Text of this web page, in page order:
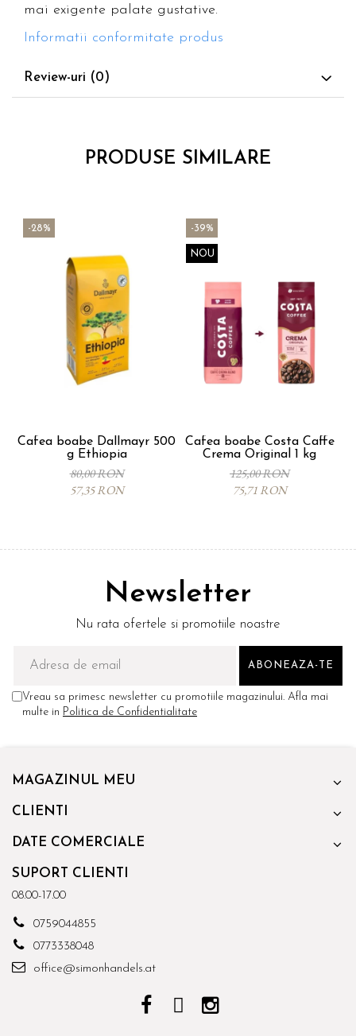
mai exigente palate gustative.
Informatii conformitate produs
Review-uri (0)
PRODUSE SIMILARE
-28%
Cafea boabe Dallmayr 500
g Ethiopia
80,00 RON
57,35 RON
-39%
NOU
Cafea boabe Costa Caffe
Crema Original 1 kg
125,00 RON
75,71 RON
Newsletter
Nu rata ofertele si promotiile noastre
Vreau sa primesc newsletter cu promotiile magazinului. Afla mai
multe in Politica de Confidentialitate
MAGAZINUL MEU
CLIENTI
DATE COMERCIALE
SUPORT CLIENTI
08.00-17.00
0759044855
0773338048
office@simonhandels.at